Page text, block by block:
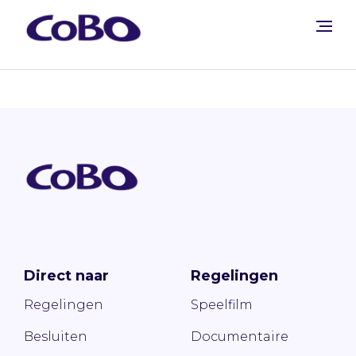
Direct naar
Regelingen
Besluiten
Regelingen
Speelfilm
Documentaire